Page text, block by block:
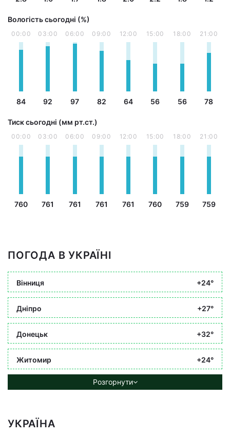
Вологість сьогодні (%)
00:00
84
03:00
92
06:00
97
09:00
82
12:00
64
15:00
56
18:00
56
21:00
78
Тиск сьогодні (мм рт.ст.)
00:00
760
03:00
761
06:00
761
09:00
761
12:00
761
15:00
760
18:00
759
21:00
759
ПОГОДА В УКРАЇНІ
Вінниця +24°
Дніпро +27°
Донецьк +32°
Житомир +24°
Розгорнути
УКРАЇНА